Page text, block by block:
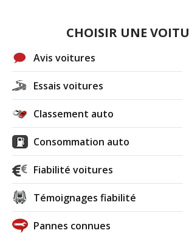
CHOISIR UNE
Avis voitures
Essais voitures
Classement auto
Consommation auto
Fiabilité voitures
Témoignages fiabilité
Pannes connues